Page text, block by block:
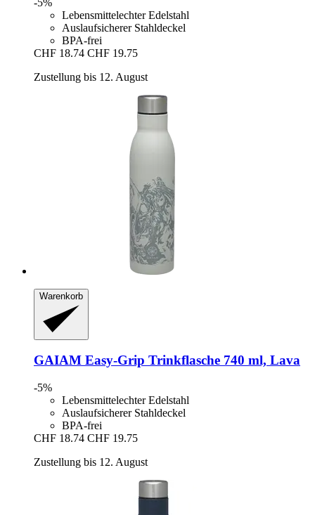
-5%
Lebensmittelechter Edelstahl
Auslaufsicherer Stahldeckel
BPA-frei
CHF 18.74 CHF 19.75
Zustellung bis 12. August
Warenkorb
GAIAM Easy-​Grip Trinkflasche 740 ml, Lava
-5%
Lebensmittelechter Edelstahl
Auslaufsicherer Stahldeckel
BPA-frei
CHF 18.74 CHF 19.75
Zustellung bis 12. August